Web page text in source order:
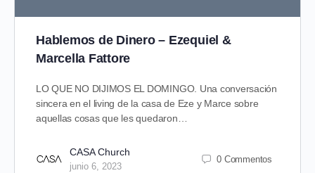
Hablemos de Dinero – Ezequiel &
Marcella Fattore
LO QUE NO DIJIMOS EL DOMINGO. Una conversación
sincera en el living de la casa de Eze y Marce sobre
aquellas cosas que les quedaron…
CASA Church
junio 6, 2023
0 Commentos